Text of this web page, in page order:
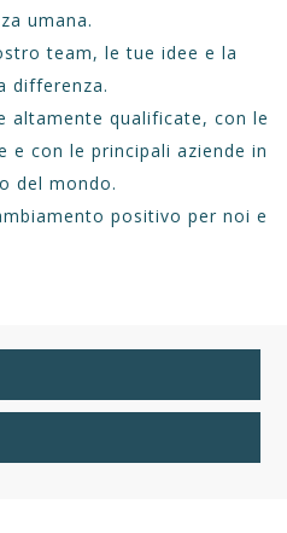
umana.
team, le tue idee e la
differenza.
altamente qualificate, con le
e con le principali aziende in
del mondo.
positivo per noi e